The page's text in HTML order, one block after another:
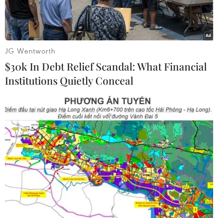
thành huấn luyện viên chính thức?
Hansi Flick xứng đáng được trao cơ hội. (Nguồn: Sky)
Bayern Munich đang thi đấu thăng hoa dưới
thời huấn luyện viên tạm quyền Hansi Flick -
thắng cả 4 trận, ghi được 16 bàn và Manuel
Neuer không một lần phải vào lưới nhặt bóng.
JG Wentworth
$30k In Debt Relief Scandal: What Financial
Institutions Quietly Conceal